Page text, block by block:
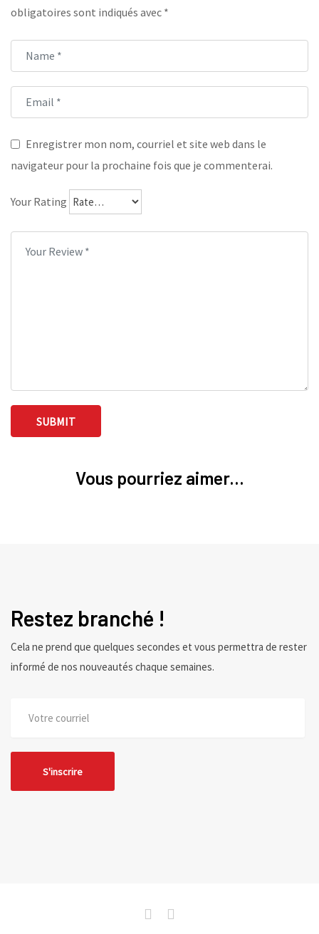
obligatoires sont indiqués avec *
Enregistrer mon nom, courriel et site web dans le
navigateur pour la prochaine fois que je commenterai.
Your Rating
Vous pourriez aimer...
Restez branché !
Cela ne prend que quelques secondes et vous permettra de rester
informé de nos nouveautés chaque semaines.